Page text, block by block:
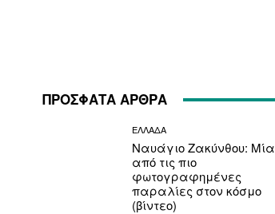
ΠΡΟΣΦΑΤΑ ΑΡΘΡΑ
ΕΛΛΑΔΑ
Ναυάγιο Ζακύνθου: Μία
από τις πιο
φωτογραφημένες
παραλίες στον κόσμο
(βίντεο)